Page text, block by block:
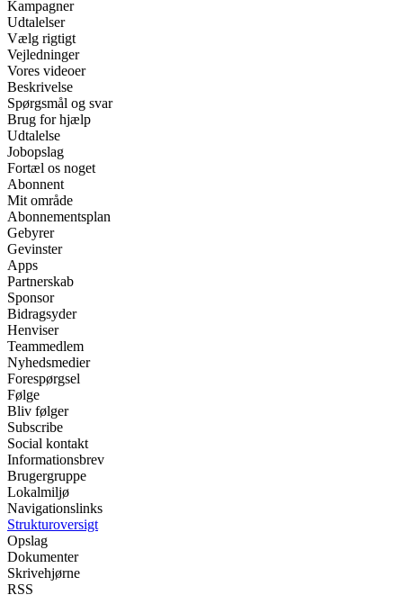
Kampagner
Udtalelser
Vælg rigtigt
Vejledninger
Vores videoer
Beskrivelse
Spørgsmål og svar
Brug for hjælp
Udtalelse
Jobopslag
Fortæl os noget
Abonnent
Mit område
Abonnementsplan
Gebyrer
Gevinster
Apps
Partnerskab
Sponsor
Bidragsyder
Henviser
Teammedlem
Nyhedsmedier
Forespørgsel
Følge
Bliv følger
Subscribe
Social kontakt
Informationsbrev
Brugergruppe
Lokalmiljø
Navigationslinks
Strukturoversigt
Opslag
Dokumenter
Skrivehjørne
RSS